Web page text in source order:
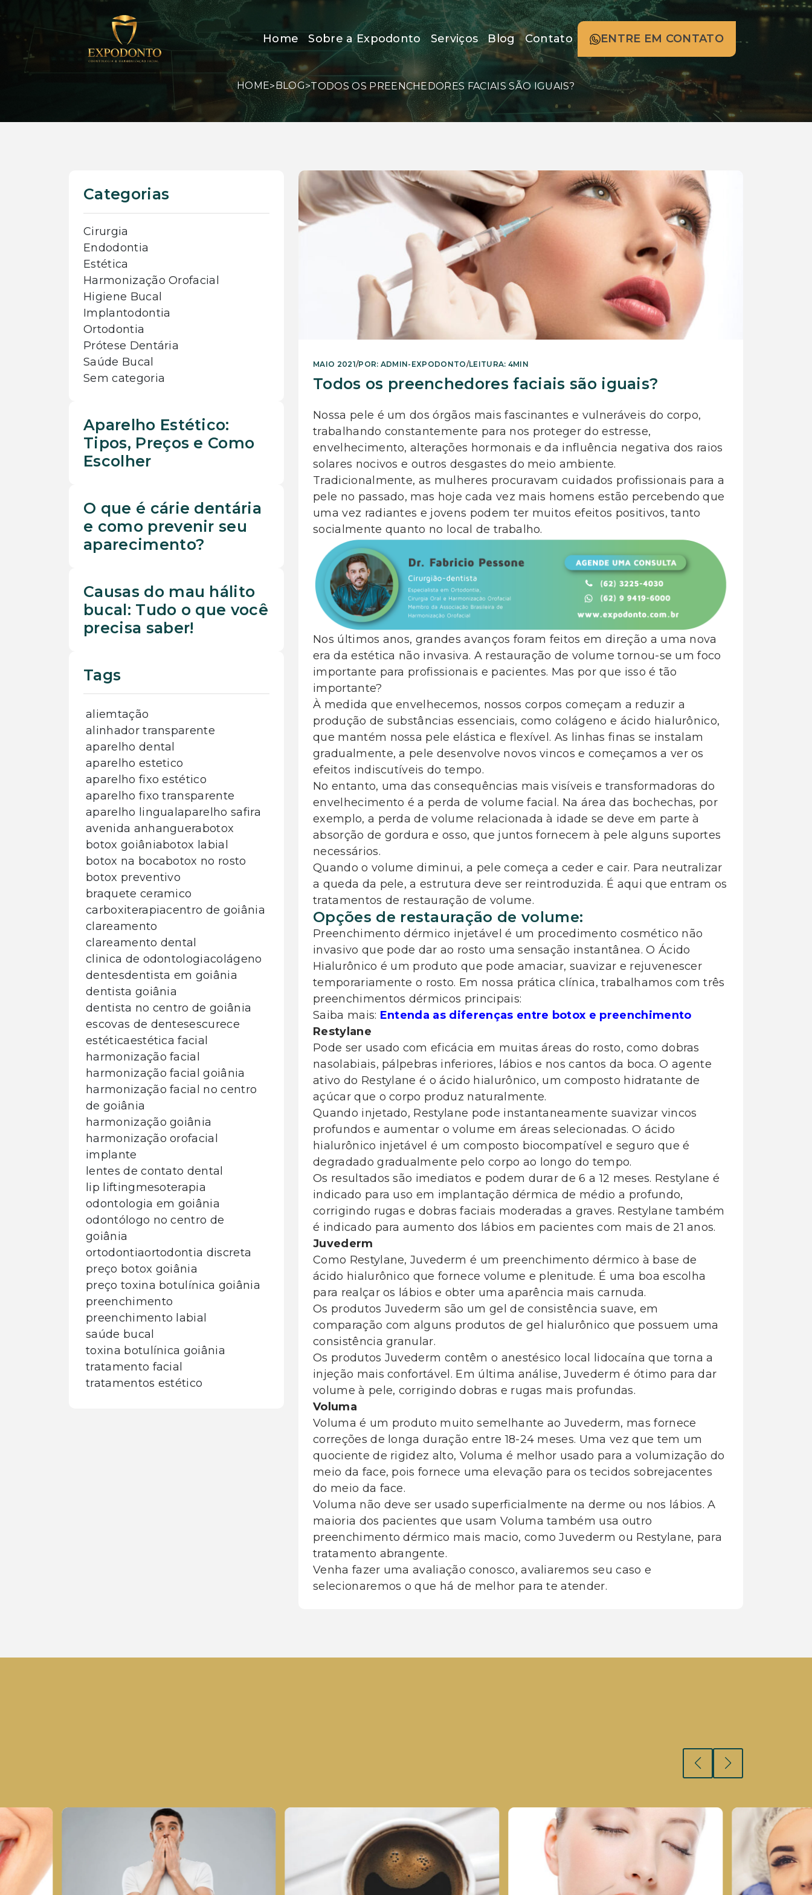
Home Sobre a Expodonto Serviços Blog Contato ENTRE EM CONTATO
HOME>BLOG>TODOS OS PREENCHEDORES FACIAIS SÃO IGUAIS?
Categorias
Cirurgia
Endodontia
Estética
Harmonização Orofacial
Higiene Bucal
Implantodontia
Ortodontia
Prótese Dentária
Saúde Bucal
Sem categoria
Aparelho Estético:
Tipos, Preços e Como
Escolher
O que é cárie dentária
e como prevenir seu
aparecimento?
Causas do mau hálito
bucal: Tudo o que você
precisa saber!
Tags
aliemtação
alinhador transparente
aparelho dental
aparelho estetico
aparelho fixo estético
aparelho fixo transparente
aparelho lingualaparelho safira
avenida anhanguerabotox
botox goiâniabotox labial
botox na bocabotox no rosto
botox preventivo
braquete ceramico
carboxiterapiacentro de goiânia
clareamento
clareamento dental
clinica de odontologiacolágeno
dentesdentista em goiânia
dentista goiânia
dentista no centro de goiânia
escovas de dentesescurece
estéticaestética facial
harmonização facial
harmonização facial goiânia
harmonização facial no centro
de goiânia
harmonização goiânia
harmonização orofacial
implante
lentes de contato dental
lip liftingmesoterapia
odontologia em goiânia
odontólogo no centro de
goiânia
ortodontiaortodontia discreta
preço botox goiânia
preço toxina botulínica goiânia
preenchimento
preenchimento labial
saúde bucal
toxina botulínica goiânia
tratamento facial
tratamentos estético
MAIO 2021/POR: ADMIN-EXPODONTO/LEITURA: 4MIN
Todos os preenchedores faciais são iguais?
Nossa pele é um dos órgãos mais fascinantes e vulneráveis do corpo,
trabalhando constantemente para nos proteger do estresse,
envelhecimento, alterações hormonais e da influência negativa dos raios
solares nocivos e outros desgastes do meio ambiente.
Tradicionalmente, as mulheres procuravam cuidados profissionais para a
pele no passado, mas hoje cada vez mais homens estão percebendo que
uma vez radiantes e jovens podem ter muitos efeitos positivos, tanto
socialmente quanto no local de trabalho.
Nos últimos anos, grandes avanços foram feitos em direção a uma nova
era da estética não invasiva. A restauração de volume tornou-se um foco
importante para profissionais e pacientes. Mas por que isso é tão
importante?
À medida que envelhecemos, nossos corpos começam a reduzir a
produção de substâncias essenciais, como colágeno e ácido hialurônico,
que mantém nossa pele elástica e flexível. As linhas finas se instalam
gradualmente, a pele desenvolve novos vincos e começamos a ver os
efeitos indiscutíveis do tempo.
No entanto, uma das consequências mais visíveis e transformadoras do
envelhecimento é a perda de volume facial. Na área das bochechas, por
exemplo, a perda de volume relacionada à idade se deve em parte à
absorção de gordura e osso, que juntos fornecem à pele alguns suportes
necessários.
Quando o volume diminui, a pele começa a ceder e cair. Para neutralizar
a queda da pele, a estrutura deve ser reintroduzida. É aqui que entram os
tratamentos de restauração de volume.
Opções de restauração de volume:
Preenchimento dérmico injetável é um procedimento cosmético não
invasivo que pode dar ao rosto uma sensação instantânea. O Ácido
Hialurônico é um produto que pode amaciar, suavizar e rejuvenescer
temporariamente o rosto. Em nossa prática clínica, trabalhamos com três
preenchimentos dérmicos principais:
Saiba mais: Entenda as diferenças entre botox e preenchimento
Restylane
Pode ser usado com eficácia em muitas áreas do rosto, como dobras
nasolabiais, pálpebras inferiores, lábios e nos cantos da boca. O agente
ativo do Restylane é o ácido hialurônico, um composto hidratante de
açúcar que o corpo produz naturalmente.
Quando injetado, Restylane pode instantaneamente suavizar vincos
profundos e aumentar o volume em áreas selecionadas. O ácido
hialurônico injetável é um composto biocompatível e seguro que é
degradado gradualmente pelo corpo ao longo do tempo.
Os resultados são imediatos e podem durar de 6 a 12 meses. Restylane é
indicado para uso em implantação dérmica de médio a profundo,
corrigindo rugas e dobras faciais moderadas a graves. Restylane também
é indicado para aumento dos lábios em pacientes com mais de 21 anos.
Juvederm
Como Restylane, Juvederm é um preenchimento dérmico à base de
ácido hialurônico que fornece volume e plenitude. É uma boa escolha
para realçar os lábios e obter uma aparência mais carnuda.
Os produtos Juvederm são um gel de consistência suave, em
comparação com alguns produtos de gel hialurônico que possuem uma
consistência granular.
Os produtos Juvederm contêm o anestésico local lidocaína que torna a
injeção mais confortável. Em última análise, Juvederm é ótimo para dar
volume à pele, corrigindo dobras e rugas mais profundas.
Voluma
Voluma é um produto muito semelhante ao Juvederm, mas fornece
correções de longa duração entre 18-24 meses. Uma vez que tem um
quociente de rigidez alto, Voluma é melhor usado para a volumização do
meio da face, pois fornece uma elevação para os tecidos sobrejacentes
do meio da face.
Voluma não deve ser usado superficialmente na derme ou nos lábios. A
maioria dos pacientes que usam Voluma também usa outro
preenchimento dérmico mais macio, como Juvederm ou Restylane, para
tratamento abrangente.
Venha fazer uma avaliação conosco, avaliaremos seu caso e
selecionaremos o que há de melhor para te atender.